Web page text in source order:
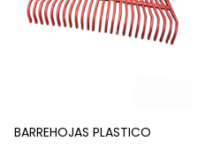
BARREHOJAS PLASTICO